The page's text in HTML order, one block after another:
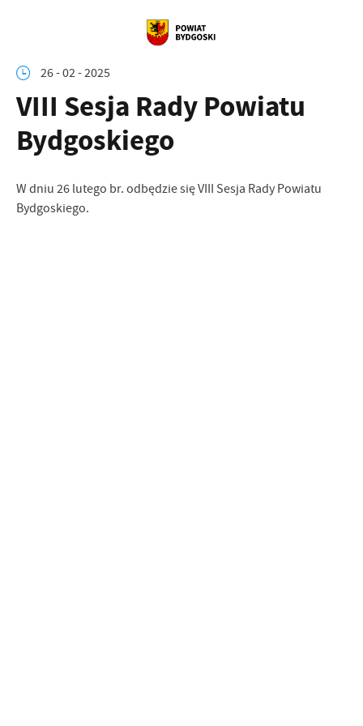
26 - 02 - 2025
VIII Sesja Rady Powiatu
Bydgoskiego
W dniu 26 lutego br. odbędzie się VIII Sesja Rady Powiatu
Bydgoskiego.